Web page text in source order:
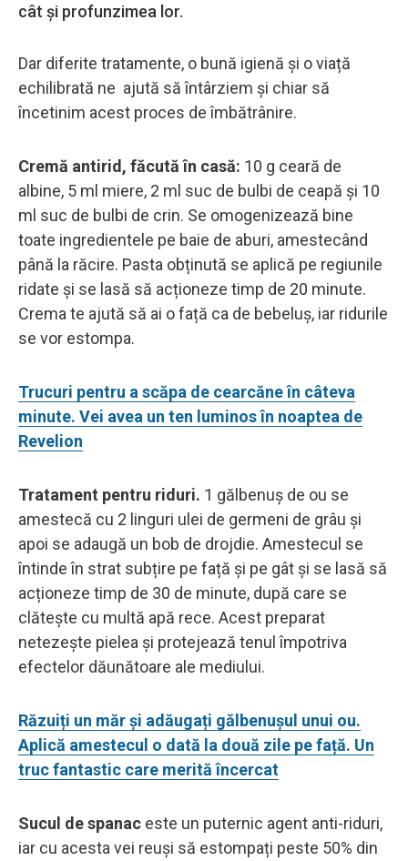
cât și profunzimea lor.
Dar diferite tratamente, o bună igienă și o viață
echilibrată ne ajută să întârziem și chiar să
încetinim acest proces de îmbătrânire.
Cremă antirid, făcută în casă: 10 g ceară de
albine, 5 ml miere, 2 ml suc de bulbi de ceapă și 10
ml suc de bulbi de crin. Se omogenizează bine
toate ingredientele pe baie de aburi, amestecând
până la răcire. Pasta obținută se aplică pe regiunile
ridate și se lasă să acționeze timp de 20 minute.
Crema te ajută să ai o față ca de bebeluș, iar ridurile
se vor estompa.
Trucuri pentru a scăpa de cearcăne în câteva
minute. Vei avea un ten luminos în noaptea de
Revelion
Tratament pentru riduri. 1 gălbenuș de ou se
amestecă cu 2 linguri ulei de germeni de grâu și
apoi se adaugă un bob de drojdie. Amestecul se
întinde în strat subțire pe față și pe gât și se lasă să
acționeze timp de 30 de minute, după care se
clătește cu multă apă rece. Acest preparat
netezește pielea și protejează tenul împotriva
efectelor dăunătoare ale mediului.
Răzuiți un măr și adăugați gălbenușul unui ou.
Aplică amestecul o dată la două zile pe față. Un
truc fantastic care merită încercat
Sucul de spanac este un puternic agent anti-riduri,
iar cu acesta vei reuși să estompați peste 50% din